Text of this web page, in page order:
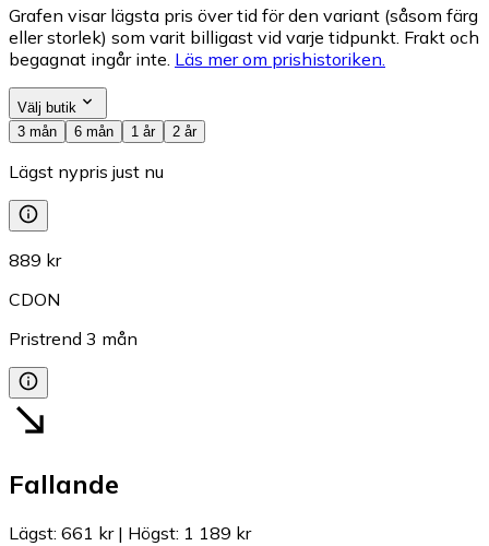
Grafen visar lägsta pris över tid för den variant (såsom färg
eller storlek) som varit billigast vid varje tidpunkt. Frakt och
begagnat ingår inte. Läs mer om prishistoriken.
Välj butik
3 mån
6 mån 1 år 2 år
Lägst nypris just nu
889 kr
CDON
Pristrend 3 mån
Fallande
Lägst: 661 kr| Högst: 1 189 kr